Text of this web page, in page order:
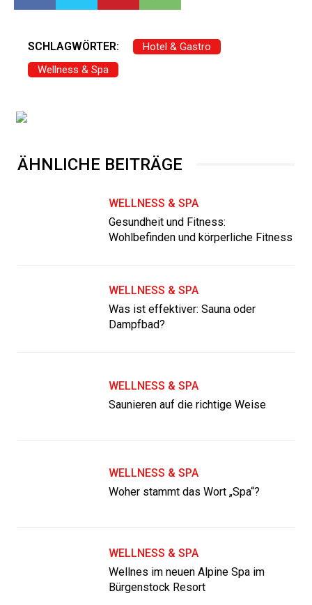
SCHLAGWÖRTER:
Hotel & Gastro
Wellness & Spa
ÄHNLICHE BEITRÄGE
WELLNESS & SPA
Gesundheit und Fitness:
Wohlbefinden und körperliche Fitness
WELLNESS & SPA
Was ist effektiver: Sauna oder
Dampfbad?
WELLNESS & SPA
Saunieren auf die richtige Weise
WELLNESS & SPA
Woher stammt das Wort „Spa“?
WELLNESS & SPA
Wellnes im neuen Alpine Spa im
Bürgenstock Resort